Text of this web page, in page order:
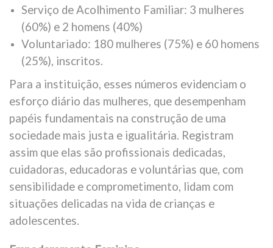
Serviço de Acolhimento Familiar: 3 mulheres
(60%) e 2 homens (40%)
Voluntariado: 180 mulheres (75%) e 60 homens
(25%), inscritos.
Para a instituição, esses números evidenciam o
esforço diário das mulheres, que desempenham
papéis fundamentais na construção de uma
sociedade mais justa e igualitária. Registram
assim que elas são profissionais dedicadas,
cuidadoras, educadoras e voluntárias que, com
sensibilidade e comprometimento, lidam com
situações delicadas na vida de crianças e
adolescentes.